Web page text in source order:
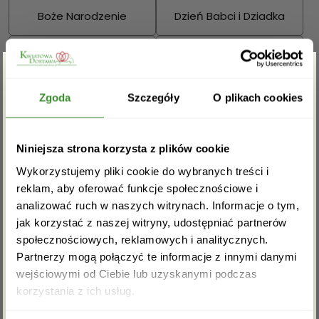
Zgoda Szczegóły O plikach cookies
Niniejsza strona korzysta z plików cookie
Wykorzystujemy pliki cookie do wybranych treści i
reklam, aby oferować funkcje społecznościowe i
analizować ruch w naszych witrynach. Informacje o tym,
jak korzystać z naszej witryny, udostępniać partnerów
społecznościowych, reklamowych i analitycznych.
Partnerzy mogą połączyć te informacje z innymi danymi
wejściowymi od Ciebie lub uzyskanymi podczas
korzystania z ich usług.
Boże Narodzenie Dzień Babci i Dziadka
Walentynki Dzień Kobiet
Wielkanoc Dzień Mamy
Sprawdź również:
Bukiety mieszane Kosze kwiatowe
Zgarnij rabat -5%
Zapisz się do newslettera i zgarnij
rabat na pierwsze zakupy!
Akceptuję regulamin i wyrażam zgodę na
przetwarzanie powyższych danych osobowych